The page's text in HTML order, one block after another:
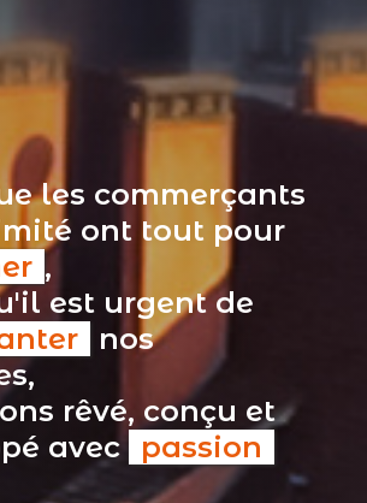
les commerçants
ont tout pour
,
est urgent de
nos
rêvé, conçu et
avec passion